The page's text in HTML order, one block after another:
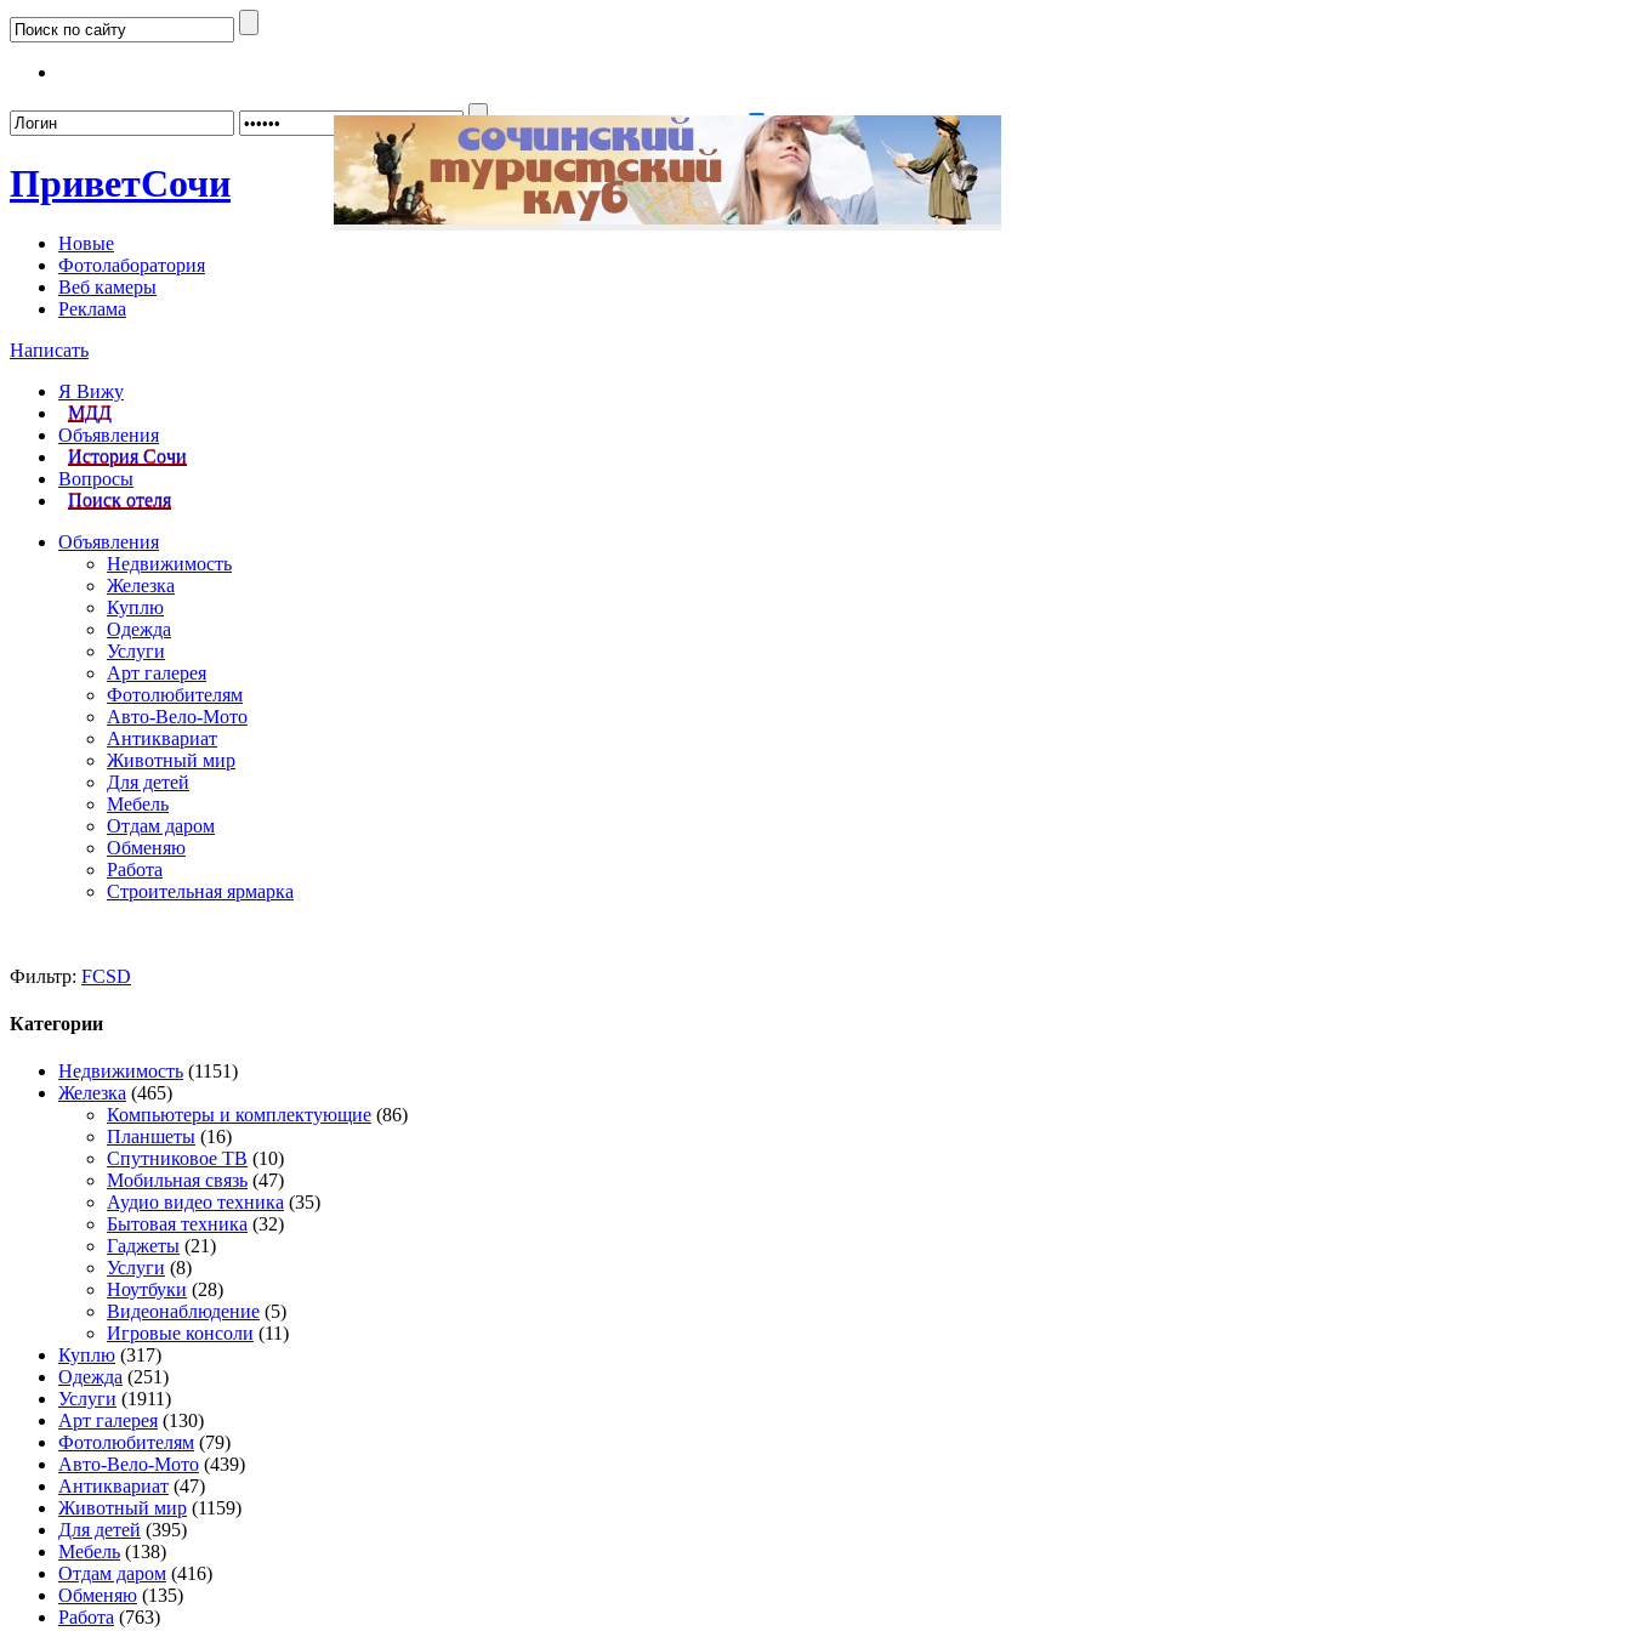
Забыли пароль? Регистрация
ПриветСочи
Новые
Фотолаборатория
Веб камеры
Реклама
Написать
Я Вижу
МДД
Объявления
История Сочи
Вопросы
Поиск отеля
Объявления
Недвижимость
Железка
Куплю
Одежда
Услуги
Арт галерея
Фотолюбителям
Авто-Вело-Мото
Антиквариат
Животный мир
Для детей
Мебель
Отдам даром
Обменяю
Работа
Строительная ярмарка
Фильтр: FCSD
Категории
Недвижимость (1151)
Железка (465)
Компьютеры и комплектующие (86)
Планшеты (16)
Спутниковое ТВ (10)
Мобильная связь (47)
Аудио видео техника (35)
Бытовая техника (32)
Гаджеты (21)
Услуги (8)
Ноутбуки (28)
Видеонаблюдение (5)
Игровые консоли (11)
Куплю (317)
Одежда (251)
Услуги (1911)
Арт галерея (130)
Фотолюбителям (79)
Авто-Вело-Мото (439)
Антиквариат (47)
Животный мир (1159)
Для детей (395)
Мебель (138)
Отдам даром (416)
Обменяю (135)
Работа (763)